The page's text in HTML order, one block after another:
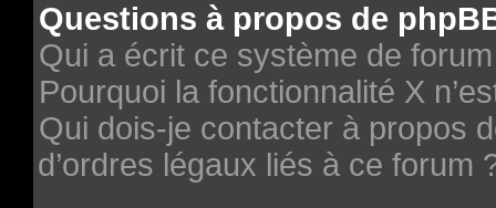
Questions à propos de
Qui a écrit ce système de
Pourquoi la fonctionnalité X
Qui dois-je contacter à propos
d’ordres légaux liés à ce forum